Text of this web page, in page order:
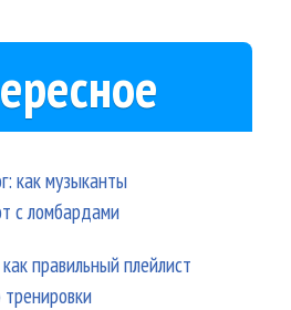
как музыканты
с ломбардами
правильный плейлист